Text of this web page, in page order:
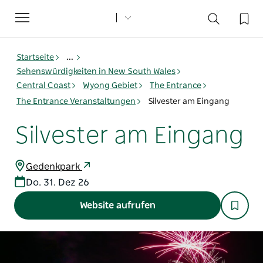
Toggle
navigation
Startseite
...
Sehenswürdigkeiten in New South Wales
Central Coast
Wyong Gebiet
The Entrance
The Entrance Veranstaltungen
Silvester am Eingang
Silvester am Eingang
Gedenkpark
Do. 31. Dez 26
Website aufrufen